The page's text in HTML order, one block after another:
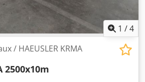
1 /4
/ HAEUSLER KRMA
2500x10m